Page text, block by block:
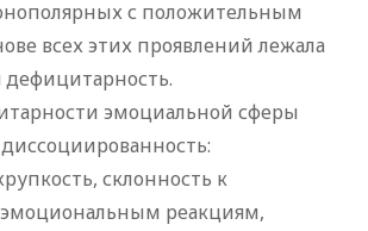
с положительным
всех этих проявлений лежала
эмоциальной сферы
склонность к
реакциям,